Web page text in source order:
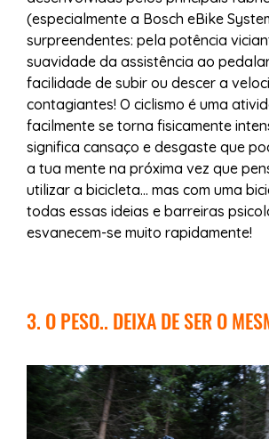
(especialmente a Bosch eBike
surpreendentes: pela potência
suavidade da assistência ao
facilidade de subir ou descer a
contagiantes! O ciclismo é uma
facilmente se torna fisicamente
significa cansaço e desgaste que
a tua mente na próxima vez que
utilizar a bicicleta... mas com uma
todas essas ideias e barreiras
esvanecem-se muito rapidamente!
3. O PESO.. DEIXA DE SER O